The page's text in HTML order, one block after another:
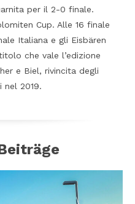
per il 2-0 finale.
Cup. Alle 16 finale
Italiana e gli Eisbären
che vale l’edizione
e Biel, rivincita degli
2019.